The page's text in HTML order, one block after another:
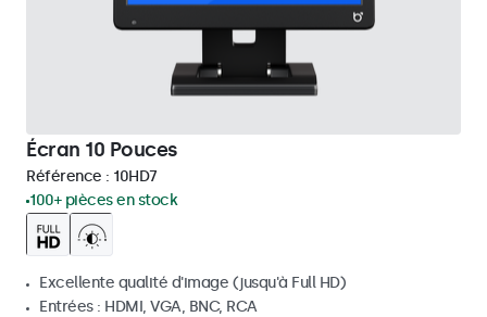
Écran 10 Pouces
Référence : 10HD7
100+ pièces en stock
Excellente qualité d'image (jusqu'à Full HD)
Entrées : HDMI, VGA, BNC, RCA